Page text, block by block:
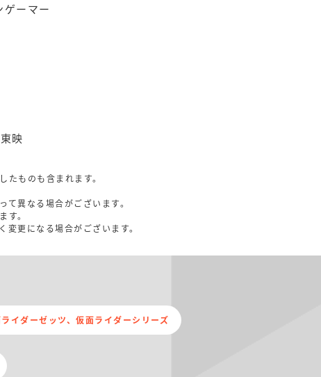
ーマー
映
ものも含まれます。
異なる場合がございます。
す。
更になる場合がございます。
イダーゼッツ、仮面ライダーシリーズ